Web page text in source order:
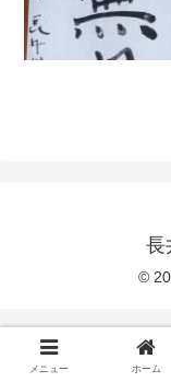
長
©
メニュー ホーム